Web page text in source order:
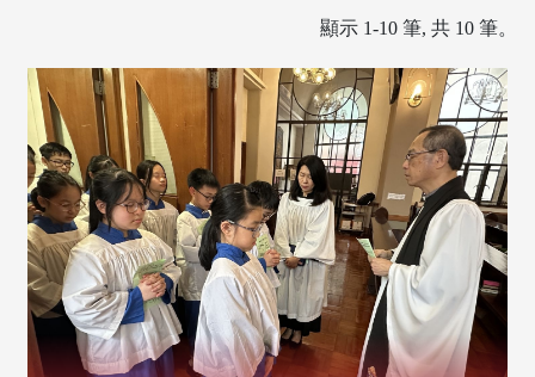
顯示 1-10 筆, 共 10 筆。